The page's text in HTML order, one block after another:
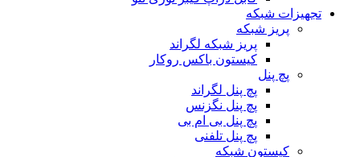
تجهیزات شبکه
پریز شبکه
پریز شبکه لگراند
کیستون باکس روکار
پچ پنل
پچ پنل لگراند
پچ پنل نگزنس
پچ پنل بی ام بی
پچ پنل تلفنی
کیستون شبکه